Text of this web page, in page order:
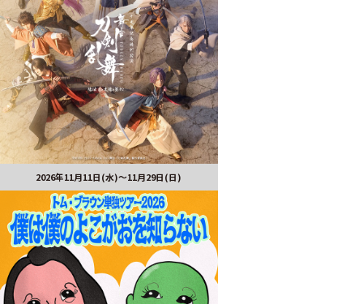
2026年11月11日(水)～11月29日(日)